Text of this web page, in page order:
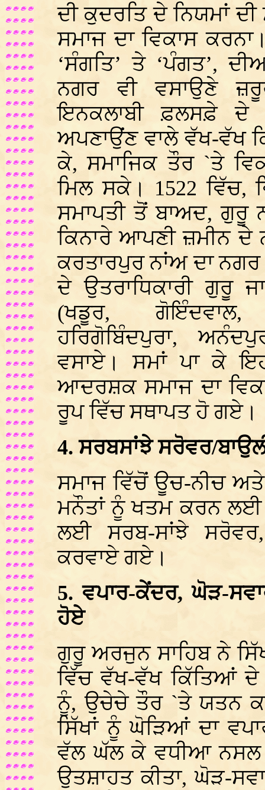
ਦੀ ਕੁਦਰਤਿ ਦੇ ਨਿਯਮਾਂ
ਸਮਾਜ ਦਾ ਵਿਕਾਸ
‘ਸੰਗਤਿ’ ਤੇ ‘ਪੰਗਤ’,
ਨਗਰ ਵੀ ਵਸਾਉਣੇ
ਇਨਕਲਾਬੀ ਫ਼ਲਸਫ਼ੇ ਦੇ
ਅਪਣਾਉਂਣ ਵਾਲੇ ਵੱਖ-ਵੱਖ
ਕੇ, ਸਮਾਜਿਕ ਤੌਰ `ਤੇ
ਮਿਲ ਸਕੇ। 1522 ਵਿੱਚ,
ਸਮਾਪਤੀ ਤੋਂ ਬਾਅਦ, ਗੁਰੂ
ਕਿਨਾਰੇ ਆਪਣੀ ਜ਼ਮੀਨ ਦੇ
ਕਰਤਾਰਪੁਰ ਨਾਂਅ ਦਾ
ਦੇ ਉਤਰਾਧਿਕਾਰੀ ਗੁਰੂ
(ਖਡੂਰ, ਗੋਇੰਦਵਾਲ,
ਹਰਿਗੋਬਿੰਦਪੁਰਾ,
ਵਸਾਏ। ਸਮਾਂ ਪਾ ਕੇ
ਆਦਰਸ਼ਕ ਸਮਾਜ ਦਾ
ਰੂਪ ਵਿੱਚ ਸਥਾਪਤ ਹੋ ਗਏ।
4. ਸਰਬਸਾਂਝੇ ਸਰੋਵਰ/
ਸਮਾਜ ਵਿੱਚੋਂ ਊਚ-ਨੀਚ
ਮਨੌਤਾਂ ਨੂੰ ਖਤਮ ਕਰਨ ਲਈ
ਲਈ ਸਰਬ-ਸਾਂਝੇ
ਕਰਵਾਏ ਗਏ।
5. ਵਪਾਰ-ਕੇਂਦਰ, ਘੋੜ-
ਹੋਏ
ਗੁਰੂ ਅਰਜੁਨ ਸਾਹਿਬ ਨੇ
ਵਿੱਚ ਵੱਖ-ਵੱਖ ਕਿੱਤਿਆਂ ਦੇ
ਨੂੰ, ਉਚੇਚੇ ਤੌਰ `ਤੇ ਯਤਨ
ਸਿੱਖਾਂ ਨੂੰ ਘੋੜਿਆਂ ਦਾ
ਵੱਲ ਘੱਲ ਕੇ ਵਧੀਆ
ਉਤਸ਼ਾਹਤ ਕੀਤਾ, ਘੋੜ-